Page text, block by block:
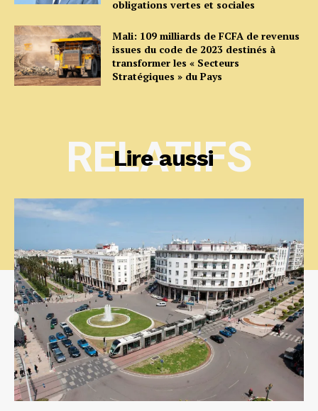
obligations vertes et sociales
Mali: 109 milliards de FCFA de revenus
issues du code de 2023 destinés à
transformer les « Secteurs
Stratégiques » du Pays
Lire aussi
RELATIFS